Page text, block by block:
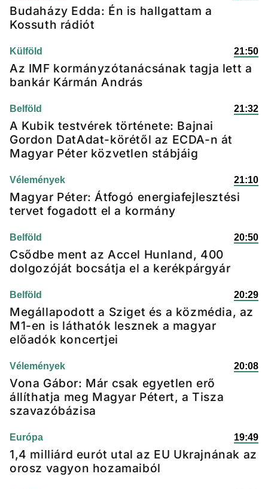
Budaházy Edda: Én is hallgattam a
Kossuth rádiót
Külföld 21:50
Az IMF kormányzótanácsának tagja lett a
bankár Kármán András
Belföld 21:32
A Kubik testvérek története: Bajnai
Gordon DatAdat-körétől az ECDA-n át
Magyar Péter közvetlen stábjáig
Vélemények 21:10
Magyar Péter: Átfogó energiafejlesztési
tervet fogadott el a kormány
Belföld 20:50
Csődbe ment az Accel Hunland, 400
dolgozóját bocsátja el a kerékpárgyár
Belföld 20:29
Megállapodott a Sziget és a közmédia, az
M1-en is láthatók lesznek a magyar
előadók koncertjei
Vélemények 20:08
Vona Gábor: Már csak egyetlen erő
állíthatja meg Magyar Pétert, a Tisza
szavazóbázisa
Európa 19:49
1,4 milliárd eurót utal az EU Ukrajnának az
orosz vagyon hozamaiból